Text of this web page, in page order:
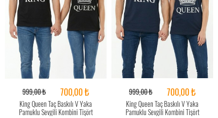
999,00 ₺ 700,00 ₺
King Queen Taç Baskılı V Yaka
Pamuklu Sevgili Kombini Tişört
999,00 ₺ 700,00 ₺
King Queen Taç Baskılı V Yaka
Pamuklu Sevgili Kombini Tişört